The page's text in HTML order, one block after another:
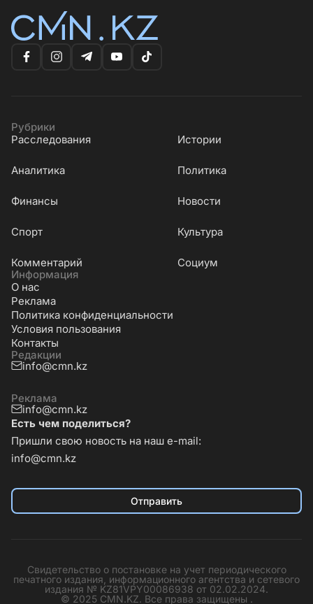
Рубрики
Расследования
Истории
Аналитика Политика
Финансы Новости
Cпорт Культура
Комментарий
Социум
Информация
О нас
Реклама
Политика конфиденциальности
Условия пользования
Контакты
Редакции
info@cmn.kz
Реклама
info@cmn.kz
Есть чем поделиться?
Пришли свою новость на наш e-mail:
info@cmn.kz
Отправить
Свидетельство о постановке на учет периодического
печатного издания, информационного агентства и сетевого
издания № KZ81VPY00086938 от 02.02.2024.
© 2025 CMN.KZ. Все права защищены .